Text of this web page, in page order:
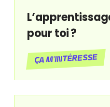
pour toi ?
Ça m'intéresse